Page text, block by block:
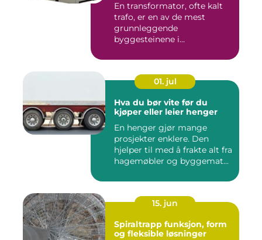
En transformator, ofte kalt
trafo, er en av de mest
grunnleggende
byggesteinene i
01. jul
Hva du bør vite før du
kjøper eller leier henger
En henger gjør mange
prosjekter enklere. Den
hjelper til med å frakte alt fra
hagemøbler og byggemat...
15. jun
Spiraltrapp funksjon, form
og fleksible løsninger